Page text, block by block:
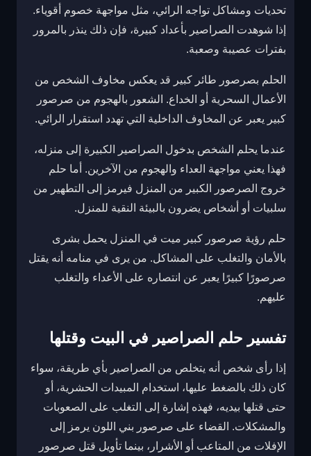
تحديات ومشاكل تواجه الرائي، مثل مواجهة خصوم أقوياء.
إذا شوهدت الصراصير بأعداد كبيرة، فإن ذلك ينذر بالمرور
بفترات عصيبة وصعبة.
الحلم بصرصور طائر كبير قد يعكس مخاوف الشخص من
الأعمال السحرية أو الخداع. الشعور بالهجوم من صرصور
كبير يعبر عن المخاوف الداخلية التي تهدد استقرار الرائي.
عندما يحلم الشخص بدخول الصراصير الكبيرة إلى منزله،
فهذا يعني مواجهة العداء والهجوم من الآخرين. أما حلم
خروج الصرصور الكبير من المنزل فيرمز إلى التطهير من
سلبيات أو أشخاص يضرون بالبيئة النقية للمنزل.
حلم رؤية صرصور كبير ميت في المنزل يحمل بشرى
بالأمان والتغلب على المشاكل. من يرى في منامه أنه يقتل
صرصورًا كبيرًا يعبر عن انتصاره على الأعداء والتغلب
عليهم.
تفسير حلم الصراصير في البيت وقتلها
إذا رأى شخص أنه يتخلص من الصراصير بأي طريقة، سواء
كان ذلك بالضغط عليها، استخدام المبيدات الحشرية، أو
حتى قتلها بيديه، فهذه إشارة إلى التغلب على الصعوبات
والمشكلات. القضاء على صرصور بني اللون يرمز إلى
الإفلات من المتاعب أو الأشرار، بينما تأويل قتل صرصور